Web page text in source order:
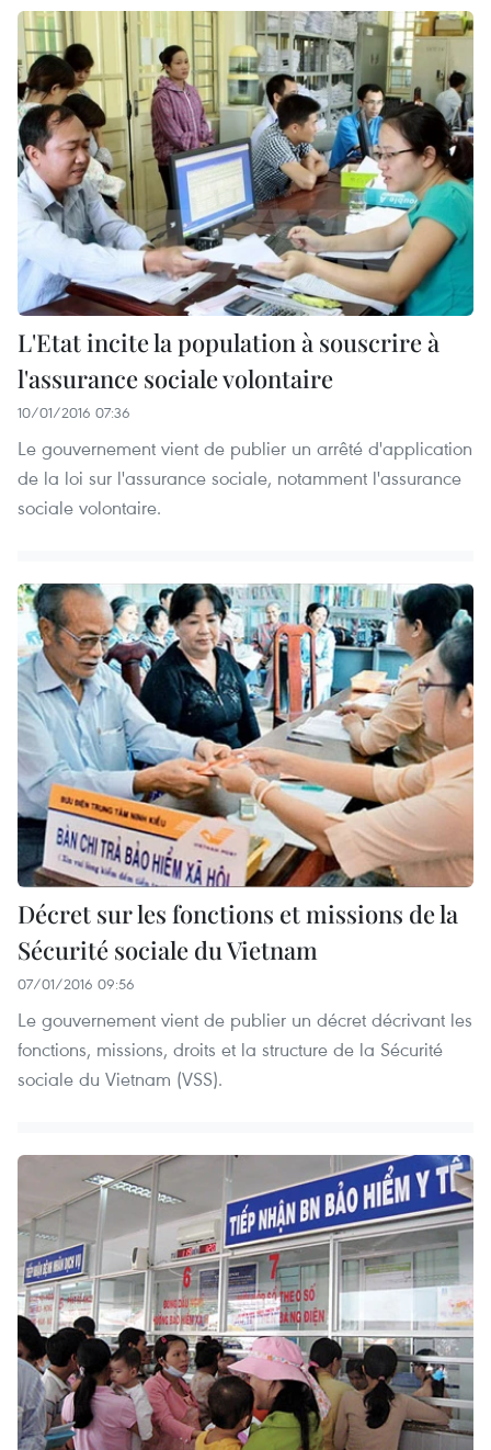
L'Etat incite la population à souscrire à
l'assurance sociale volontaire
10/01/2016 07:36
Le gouvernement vient de publier un arrêté d'application
de la loi sur l'assurance sociale, notamment l'assurance
sociale volontaire.
Décret sur les fonctions et missions de la
Sécurité sociale du Vietnam
07/01/2016 09:56
Le gouvernement vient de publier un décret décrivant les
fonctions, missions, droits et la structure de la Sécurité
sociale du Vietnam (VSS).